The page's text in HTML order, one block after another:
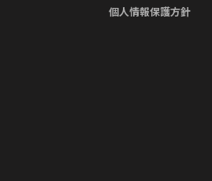
個人情報保護方針